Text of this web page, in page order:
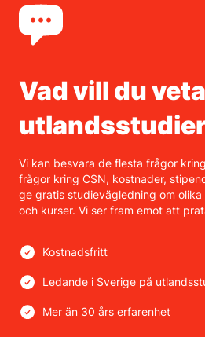
Vad vill du
Vi kan besvara de flesta frågor
frågor kring CSN, kostnader,
ge gratis studievägledning om olika
och kurser. Vi ser fram emot att
Kostnadsfritt
Ledande i Sverige på
Mer än 30 års erfarenhet